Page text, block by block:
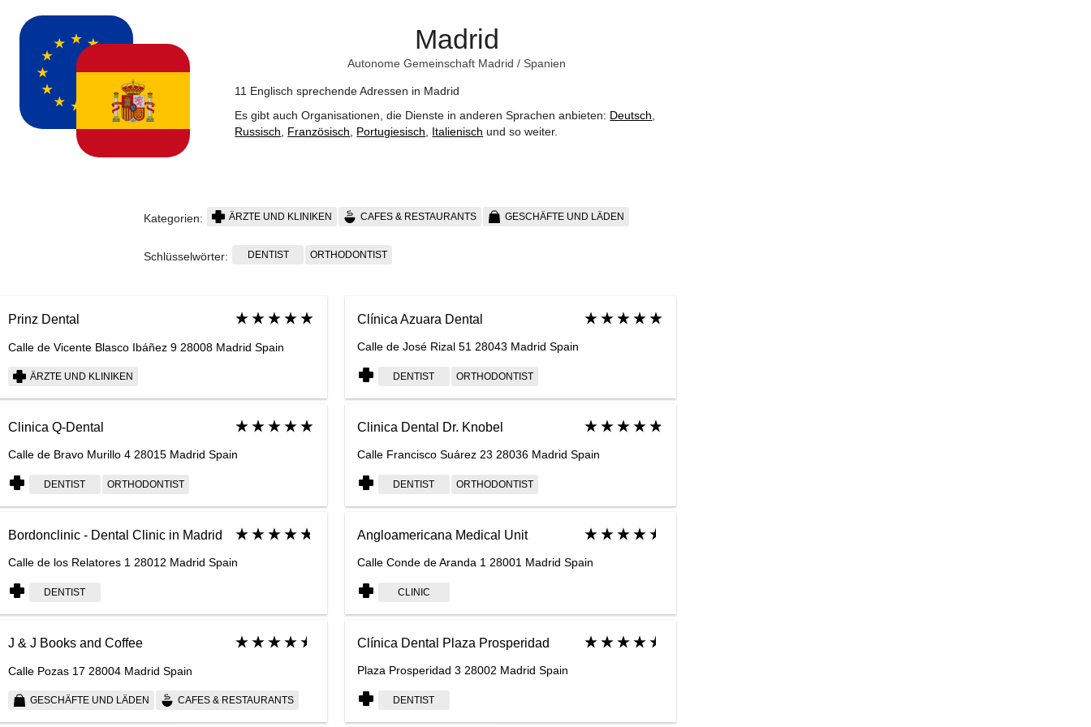
Madrid
Autonome Gemeinschaft Madrid / Spanien
11 Englisch sprechende Adressen in Madrid
Es gibt auch Organisationen, die Dienste in anderen Sprachen anbieten: Deutsch
Russisch
Französisch Portugiesisch Italienisch und so weiter.
Kategorien: ÄRZTE UND KLINIKEN CAFES & RESTAURANTS GESCHÄFTE UND LÄDEN
Schlüsselwörter: DENTIST ORTHODONTIST
Prinz Dental
Calle de Vicente Blasco Ibáñez 9 28008 Madrid Spain
ÄRZTE UND KLINIKEN
Clínica Azuara Dental
Calle de José Rizal 51 28043 Madrid Spain
DENTIST ORTHODONTIST
Clinica Q-Dental
Calle de Bravo Murillo 4 28015 Madrid Spain
DENTIST ORTHODONTIST
Clinica Dental Dr. Knobel
Calle Francisco Suárez 23 28036 Madrid Spain
DENTIST ORTHODONTIST
Bordonclinic - Dental Clinic in Madrid
Calle de los Relatores 1 28012 Madrid Spain
DENTIST
Angloamericana Medical Unit
Calle Conde de Aranda 1 28001 Madrid Spain
CLINIC
J & J Books and Coffee
Calle Pozas 17 28004 Madrid Spain
GESCHÄFTE UND LÄDEN CAFES & RESTAURANTS
Clínica Dental Plaza Prosperidad
Plaza Prosperidad 3 28002 Madrid Spain
DENTIST